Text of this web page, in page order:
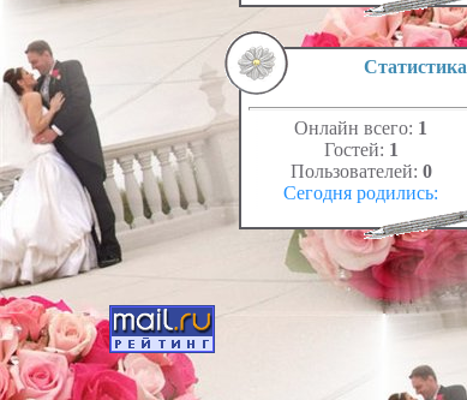
Статистика
Онлайн всего: 1
Гостей: 1
Пользователей: 0
Сегодня родились: